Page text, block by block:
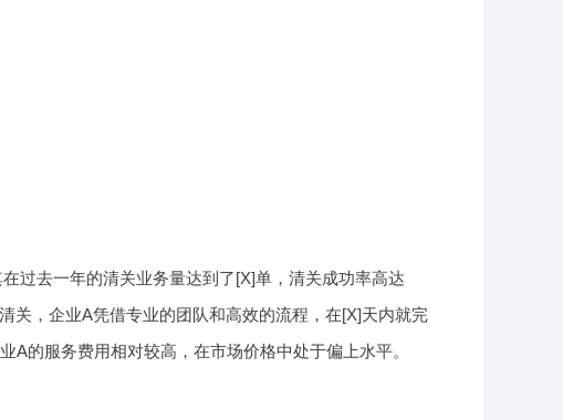
过去一年的清关业务量达到了[X]单，清关成功率高达
关，企业A凭借专业的团队和高效的流程，在[X]天内就完
的服务费用相对较高，在市场价格中处于偏上水平。